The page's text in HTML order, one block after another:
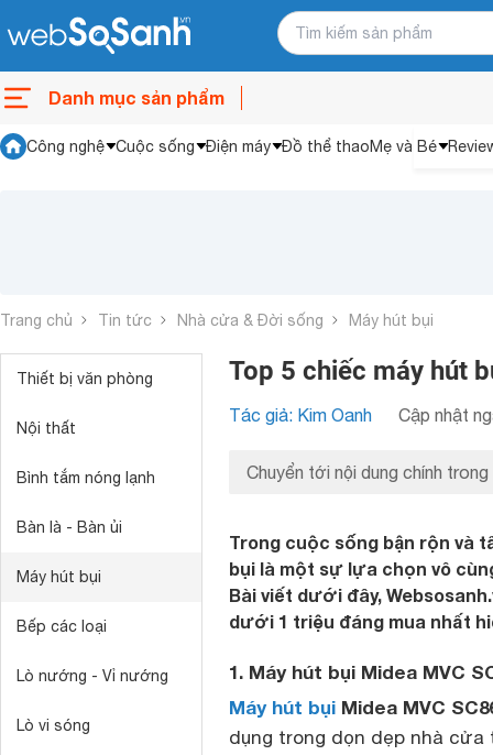
Danh mục sản phẩm
Công nghệ Cuộc sống Điện máy Đồ thể thaoMẹ và Bé
Trang chủ Tin tức Nhà cửa & Đời sống Máy hút bụi
Thiết bị văn phòng
Nội thất
Bình tắm nóng lạnh
Bàn là - Bàn ủi
Máy hút bụi
Bếp các loại
Lò nướng - Vỉ nướng
Lò vi sóng
Top 5 chiếc máy hút
Tác giả: Kim Oanh Cập nhật
Chuyển tới nội dung chính trong
Trong cuộc sống bận rộn và
bụi là một sự lựa chọn vô
Bài viết dưới đây,
dưới 1 triệu đáng mua nhất
1. Máy hút bụi Midea MVC
Máy hút bụi Midea MVC
dụng trong dọn dẹp nhà cửa